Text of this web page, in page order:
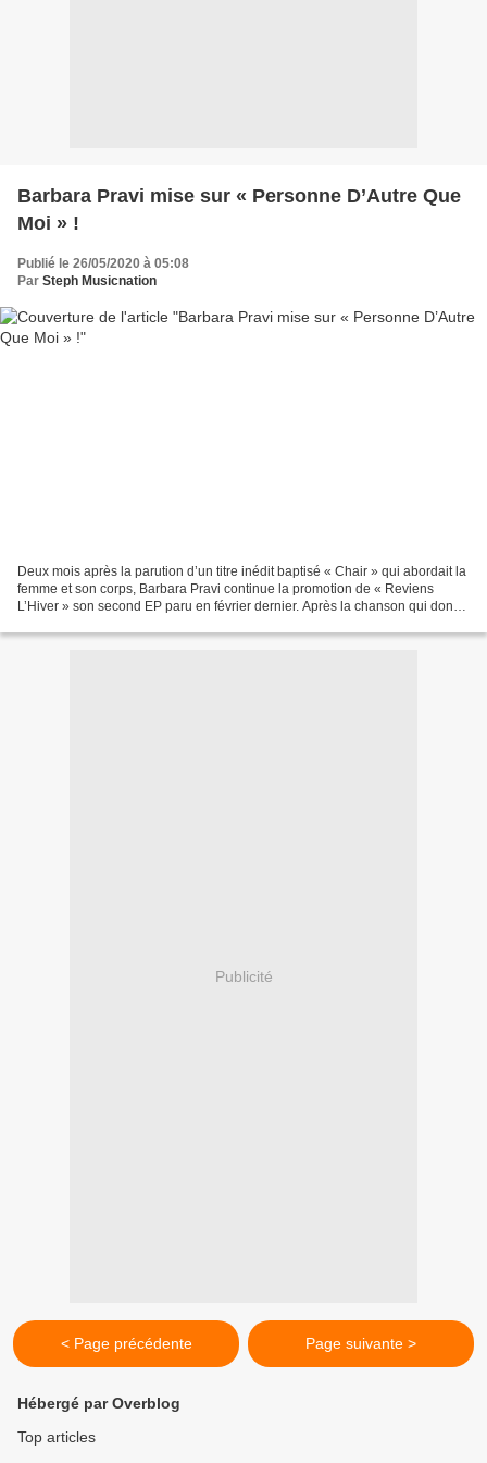
Barbara Pravi mise sur « Personne D’Autre Que
Moi » !
Publié le 26/05/2020 à 05:08
Par Steph Musicnation
Deux mois après la parution d’un titre inédit baptisé « Chair » qui abordait la
femme et son corps, Barbara Pravi continue la promotion de « Reviens
L’Hiver » son second EP paru en février dernier. Après la chanson qui donne
Publicité
< Page précédente Page suivante >
Hébergé par Overblog
Top articles